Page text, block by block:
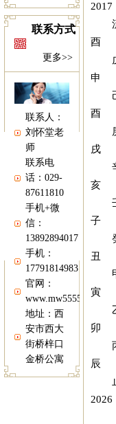
联系方式
更多>>
联系人：
刘怀堂老
师
联系电
话：029-
87611810
手机+微
信：
13892894017
手机：
17791814983
官网：
www.mw5555.com
地址：西
安市西大
街桥梓口
金桥公寓
酉
申
酉
戌
亥
子
丑
寅
卯
辰